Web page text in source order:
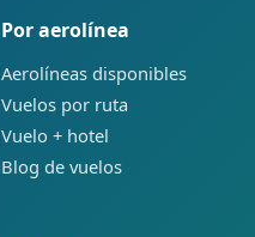
Por aerolínea
Aerolíneas disponibles
Vuelos por ruta
Vuelo + hotel
Blog de vuelos